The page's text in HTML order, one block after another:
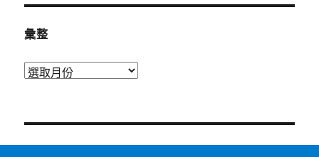
彙整
彙